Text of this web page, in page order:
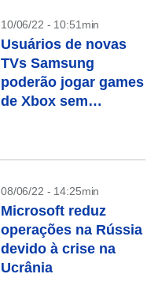
10/06/22 - 10:51min
Usuários de novas
TVs Samsung
poderão jogar games
de Xbox sem
08/06/22 - 14:25min
Microsoft reduz
operações na Rússia
devido à crise na
Ucrânia